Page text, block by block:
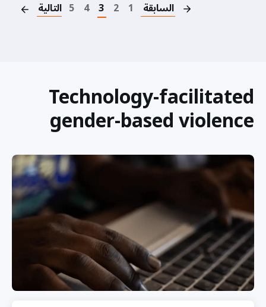
السابقة 1
2
3
4
5 التالية
Technology-facilitated
gender-based violence